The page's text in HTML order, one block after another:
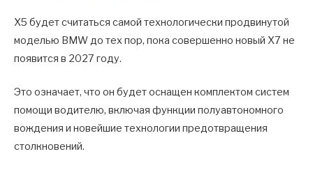
X5 будет считаться самой технологически продвинутой
моделью BMW до тех пор, пока совершенно новый X7 не
появится в 2027 году.
Это означает, что он будет оснащен комплектом систем
помощи водителю, включая функции полуавтономного
вождения и новейшие технологии предотвращения
столкновений.